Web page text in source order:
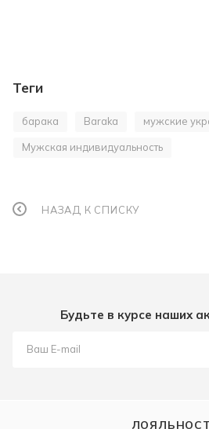
Теги
барака Baraka мужские
Мужская индивидуальность
НАЗАД К СПИСКУ
Будьте в курсе наших